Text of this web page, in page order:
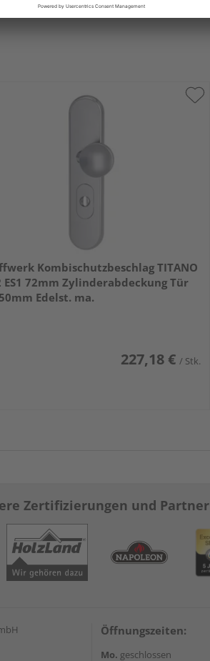
Kombischutzbeschlag TITANO
ES1 72mm Zylinderabdeckung Tür
Edelst. ma.
227,18 € / Stk.
Zertifizierungen und Partner
Öffnungszeiten:
Mo. geschlossen